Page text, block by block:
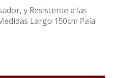
y Resistente a las
Largo 150cm Pala